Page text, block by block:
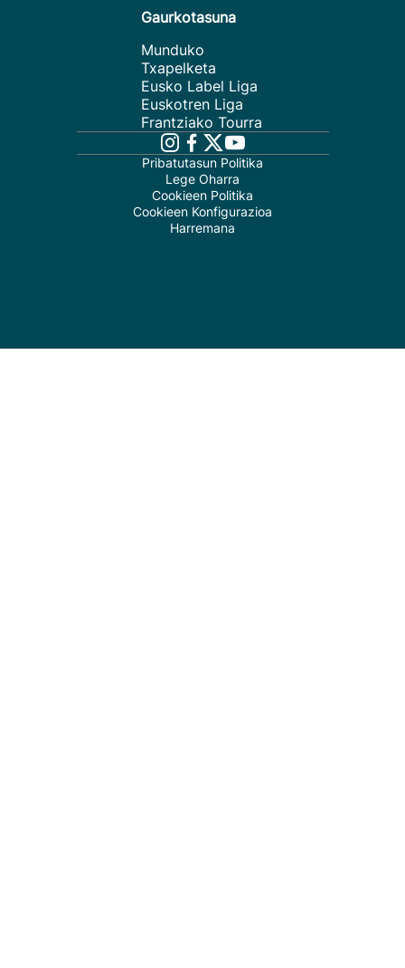
Gaurkotasuna
Munduko
Txapelketa
Eusko Label Liga
Euskotren Liga
Frantziako Tourra
Pribatutasun Politika
Lege Oharra
Cookieen Politika
Cookieen Konfigurazioa
Harremana